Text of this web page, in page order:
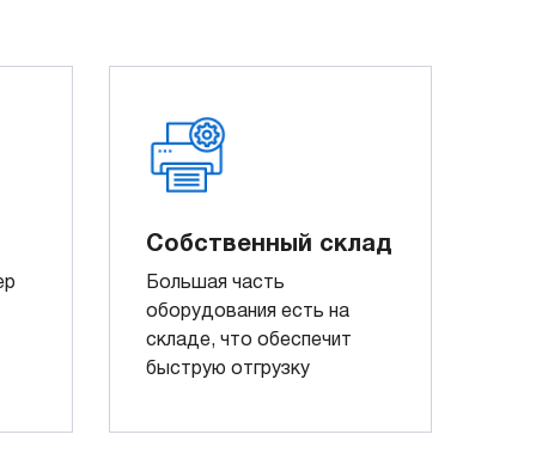
Собственный склад
Большая часть
оборудования есть на
складе, что обеспечит
быструю отгрузку